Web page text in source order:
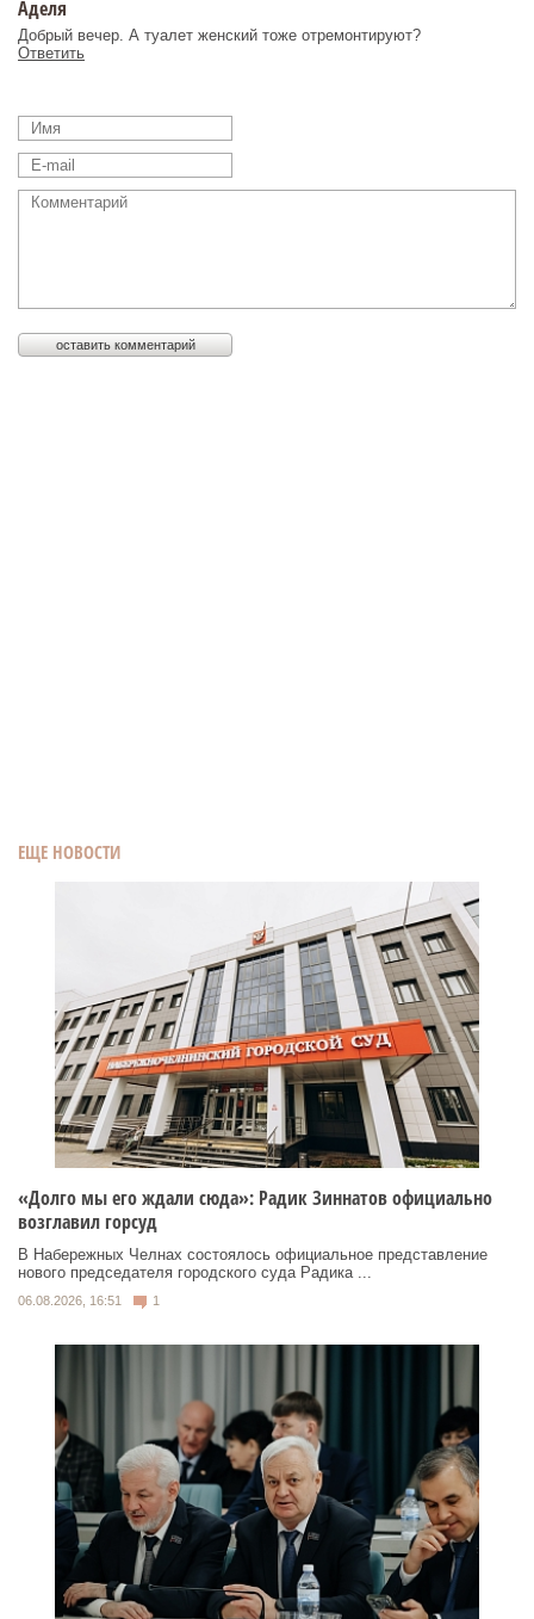
ЕЩЕ НОВОСТИ
«Долго мы его ждали сюда»: Радик Зиннатов официально
возглавил горсуд
В Набережных Челнах состоялось официальное представление
нового председателя городского суда Радика ...
06.08.2026, 16:51 1
Аделя
Добрый вечер. А туалет женский тоже отремонтируют?
Ответить